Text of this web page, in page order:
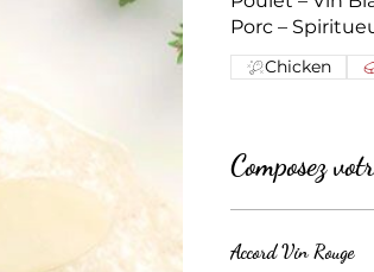
Porc –
Chicken
Composez
Accord Vin Rouge